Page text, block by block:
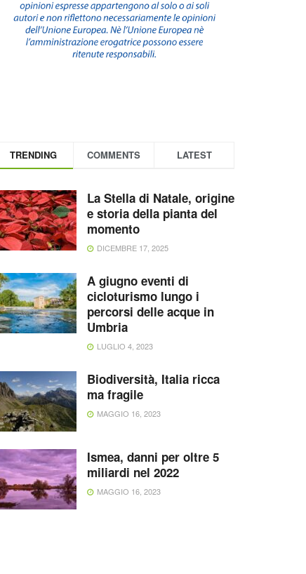
TRENDING COMMENTS LATEST
La Stella di Natale, origine
e storia della pianta del
momento
DICEMBRE 17, 2025
A giugno eventi di
cicloturismo lungo i
percorsi delle acque in
Umbria
LUGLIO 4, 2023
Biodiversità, Italia ricca
ma fragile
MAGGIO 16, 2023
Ismea, danni per oltre 5
miliardi nel 2022
MAGGIO 16, 2023